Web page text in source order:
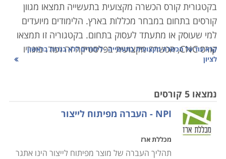
בקטגורית קורס הכשרה מקצועית בתעשייה תמצאו מגוון
קורסים בתחום במבחר מכללות בארץ. הלימודים מיועדים
למי שעוסק או מתעתד לעסוק בתחום. בקטגוריה זו תמצאו
קורס CNC, הכשרה מקצועית בפלסטיקה זה ועוד. בוגריו
משתלבים כעובדים מקצועיים ומנהלים בתעשייה.
המתאים, מלאו את הפרטים ונציג הקורס יצור אתכם קשר
בהקדם.
קרא עוד עלהכשרה מקצועית בתעשייה - לימודים ללא בגרות בראשון
לציון
נמצאו 5 קורסים
NPI - העברה מפיתוח לייצור
מכללת ארז
תהליך העברה של מוצר מפיתוח לייצור הינו אתגר